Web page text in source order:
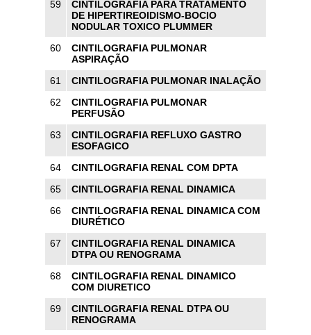
59
CINTILOGRAFIA PARA TRATAMENTO
DE HIPERTIREOIDISMO-BOCIO
NODULAR TOXICO PLUMMER
60
CINTILOGRAFIA PULMONAR
ASPIRAÇÃO
61
CINTILOGRAFIA PULMONAR INALAÇÃO
62
CINTILOGRAFIA PULMONAR
PERFUSÃO
63
CINTILOGRAFIA REFLUXO GASTRO
ESOFAGICO
64
CINTILOGRAFIA RENAL COM DPTA
65
CINTILOGRAFIA RENAL DINAMICA
66
CINTILOGRAFIA RENAL DINAMICA COM
DIURÉTICO
67
CINTILOGRAFIA RENAL DINAMICA
DTPA OU RENOGRAMA
68
CINTILOGRAFIA RENAL DINAMICO
COM DIURETICO
69
CINTILOGRAFIA RENAL DTPA OU
RENOGRAMA